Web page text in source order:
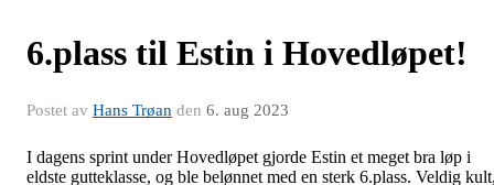
6.plass til Estin i Hovedløpet!
Postet av Hans Trøan den 6. aug 2023
I dagens sprint under Hovedløpet gjorde Estin et meget bra løp i
eldste gutteklasse, og ble belønnet med en sterk 6.plass. Veldig